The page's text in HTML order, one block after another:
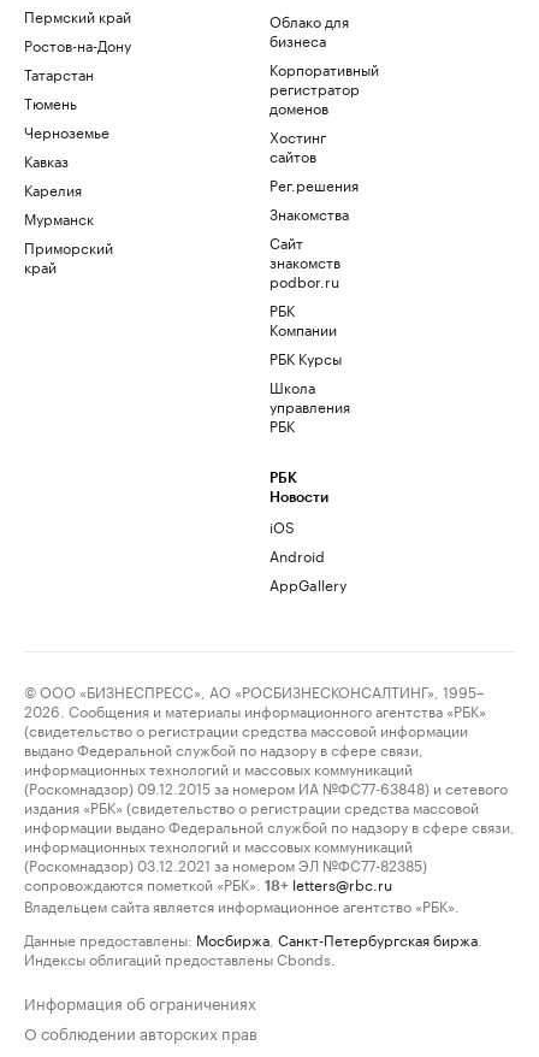
Пермский край
Ростов-на-Дону
Татарстан
Тюмень
Черноземье
Кавказ
Карелия
Мурманск
Приморский
край
Облако для
бизнеса
Корпоративный
регистратор
доменов
Хостинг
сайтов
Рег.решения
Знакомства
Сайт
знакомств
podbor.ru
РБК
Компании
РБК Курсы
Школа
управления
РБК
РБК
Новости
iOS
Android
AppGallery
© ООО «БИЗНЕСПРЕСС», АО «РОСБИЗНЕСКОНСАЛТИНГ», 1995–
2026. Сообщения и материалы информационного агентства «РБК»
(свидетельство о регистрации средства массовой информации
выдано Федеральной службой по надзору в сфере связи,
информационных технологий и массовых коммуникаций
(Роскомнадзор) 09.12.2015 за номером ИА №ФС77-63848) и сетевого
издания «РБК» (свидетельство о регистрации средства массовой
информации выдано Федеральной службой по надзору в сфере связи,
информационных технологий и массовых коммуникаций
(Роскомнадзор) 03.12.2021 за номером ЭЛ №ФС77-82385)
сопровождаются пометкой «РБК».
18+ letters@rbc.ru
Владельцем сайта является информационное агентство «РБК».
Данные предоставлены: Мосбиржа Санкт-Петербургская биржа
Индексы облигаций предоставлены Cbonds.
Информация об ограничениях
О соблюдении авторских прав